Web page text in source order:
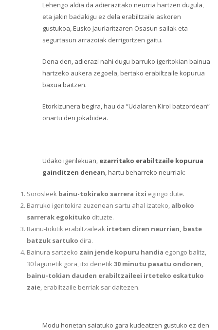
Lehengo aldia da adierazitako neurria hartzen dugula,
eta jakin badakigu ez dela erabiltzaile askoren
gustukoa, Eusko Jaurlaritzaren Osasun sailak eta
segurtasun arrazoiak derrigortzen gaitu.
Dena den, adierazi nahi dugu barruko igeritokian bainua
hartzeko aukera zegoela, bertako erabiltzaile kopurua
baxua baitzen.
Etorkizunera begira, hau da “Udalaren Kirol batzordean”
onartu den jokabidea.
Udako igerilekuan, ezarritako erabiltzaile kopurua
gainditzen denean, hartu beharreko neurriak:
Sorosleek bainu-tokirako sarrera itxi egingo dute.
Barruko igeritokira zuzenean sartu ahal izateko, alboko
sarrerak egokituko dituzte.
Bainu-tokitik erabiltzaileak irteten diren neurrian, beste
batzuk sartuko dira.
Bainura sartzeko zain jende kopuru handia egongo balitz,
30 lagunetik gora, itxi denetik30 minutu pasatu ondoren,
bainu-tokian dauden erabiltzaileei irteteko eskatuko
zaie, erabiltzaile berriak sar daitezen.
Modu honetan saiatuko gara kudeatzen gustuko ez den